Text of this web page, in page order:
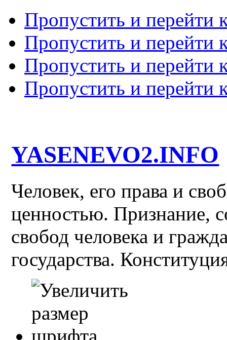
Пропустить и перейти
Пропустить и перейти
Пропустить и перейти
Пропустить и перейти
YASENEVO2.INFO
Человек, его права и
ценностью. Признание,
свобод человека и
государства.